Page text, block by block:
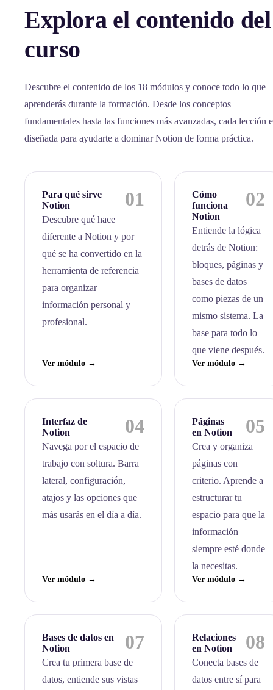
Explora el contenido del
curso
Descubre el contenido de los 18 módulos y conoce todo lo que
aprenderás durante la formación. Desde los conceptos
fundamentales hasta las funciones más avanzadas, cada lección
diseñada para ayudarte a dominar Notion de forma práctica.
Para qué sirve
Notion
01
Descubre qué hace
diferente a Notion y por
qué se ha convertido en la
herramienta de referencia
para organizar
información personal y
profesional.
Ver módulo →
Cómo
funciona
Notion
02
Entiende la lógica
detrás de Notion:
bloques, páginas y
bases de datos
como piezas de un
mismo sistema. La
base para todo lo
que viene después.
Ver módulo →
Interfaz de
Notion
04
Navega por el espacio de
trabajo con soltura. Barra
lateral, configuración,
atajos y las opciones que
más usarás en el día a día.
Ver módulo →
Páginas
en Notion
05
Crea y organiza
páginas con
criterio. Aprende a
estructurar tu
espacio para que la
información
siempre esté donde
la necesitas.
Ver módulo →
Bases de datos en
Notion
07
Crea tu primera base de
datos, entiende sus vistas
Relaciones
en Notion
08
Conecta bases de
datos entre sí para